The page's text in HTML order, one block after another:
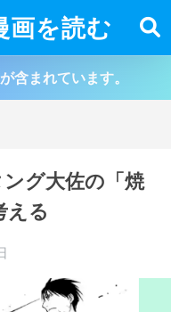
画を読む
含まれています。
ング大佐の「焼
える